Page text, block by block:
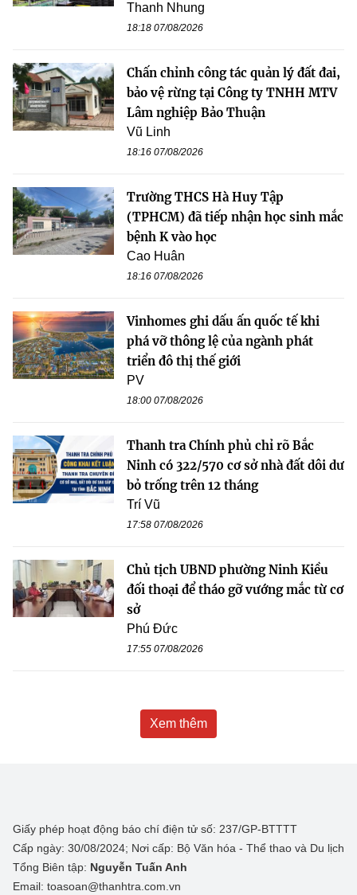
Thanh Nhung
18:18 07/08/2026
Chấn chỉnh công tác quản lý đất đai,
bảo vệ rừng tại Công ty TNHH MTV
Lâm nghiệp Bảo Thuận
Vũ Linh
18:16 07/08/2026
Trường THCS Hà Huy Tập
(TPHCM) đã tiếp nhận học sinh mắc
bệnh K vào học
Cao Huân
18:16 07/08/2026
Vinhomes ghi dấu ấn quốc tế khi
phá vỡ thông lệ của ngành phát
triển đô thị thế giới
PV
18:00 07/08/2026
Thanh tra Chính phủ chỉ rõ Bắc
Ninh có 322/570 cơ sở nhà đất dôi dư
bỏ trống trên 12 tháng
Trí Vũ
17:58 07/08/2026
Chủ tịch UBND phường Ninh Kiều
đối thoại để tháo gỡ vướng mắc từ cơ
sở
Phú Đức
17:55 07/08/2026
Xem thêm
Giấy phép hoạt động báo chí điện tử số: 237/GP-BTTTT
Cấp ngày: 30/08/2024; Nơi cấp: Bộ Văn hóa - Thể thao và Du lịch
Tổng Biên tập: Nguyễn Tuấn Anh
Email: toasoan@thanhtra.com.vn